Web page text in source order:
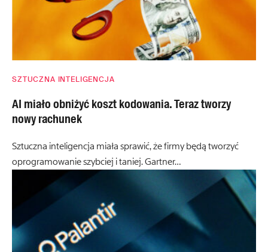
SZTUCZNA INTELIGENCJA
AI miało obniżyć koszt kodowania. Teraz tworzy
nowy rachunek
Sztuczna inteligencja miała sprawić, że firmy będą tworzyć
oprogramowanie szybciej i taniej. Gartner…